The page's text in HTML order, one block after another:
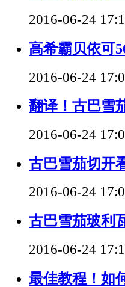
2016-06-24
高希霸贝依可
2016-06-24
翻译！古巴雪
2016-06-24
古巴雪茄切开
2016-06-24
古巴雪茄玻利
2016-06-24
最佳教程！如